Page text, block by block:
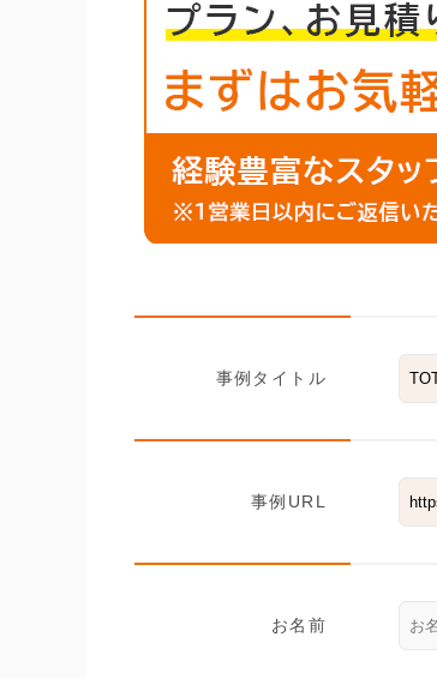
事例タイトル
事例URL
お名前